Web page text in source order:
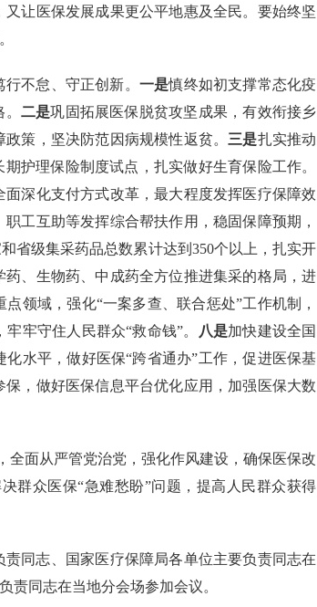
让医保发展成果更公平地惠及全民。要始终坚
不怠、守正创新。 一是慎终如初支撑常态化疫
二是巩固拓展医保脱贫攻坚成果，有效衔接乡
策，坚决防范因病规模性返贫。 三是扎实推动
护理保险制度试点，扎实做好生育保险工作。
深化支付方式改革，最大程度发挥医疗保障效
工互助等发挥综合帮扶作用，稳固保障预期，
省级集采药品总数累计达到350个以上，扎实开
、生物药、中成药全方位推进集采的格局，进
领域，强化“一案多查、联合惩处”工作机制，
牢守住人民群众“救命钱”。
八是加快建设全国
水平，做好医保“跨省通办”工作，促进医保基
，做好医保信息平台优化应用，加强医保大数
全面从严管党治党，强化作风建设，确保医保改
群众医保“急难愁盼”问题，提高人民群众获得
同志、国家医疗保障局各单位主要负责同志在
责同志在当地分会场参加会议。